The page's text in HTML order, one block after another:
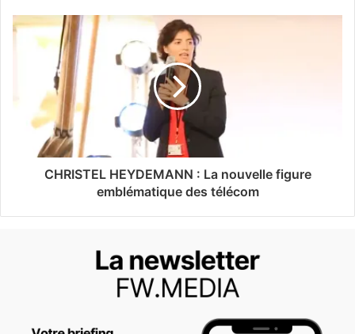
CHRISTEL HEYDEMANN : La nouvelle figure
emblématique des télécom